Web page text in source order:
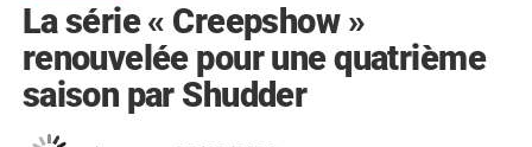
La série « Creepshow »
renouvelée pour une quatrième
saison par Shudder